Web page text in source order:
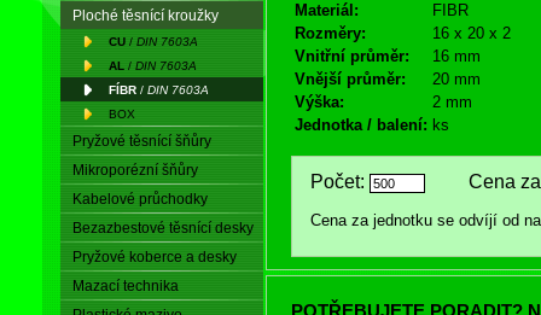
Ploché těsnící kroužky
CU / DIN 7603A
AL / DIN 7603A
FÍBR / DIN 7603A
BOX
Pryžové těsnící šňůry
Mikroporézní šňůry
Kabelové průchodky
Bezazbestové těsnící desky
Pryžové koberce a desky
Mazací technika
Materiál:
FIBR
Rozměry:
16 x 20 x 2
Vnitřní průměr:
16 mm
Vnější průměr:
20 mm
Výška:
2 mm
Jednotka / balení: ks
Počet: Cena za
Cena za jednotku se odvíjí od